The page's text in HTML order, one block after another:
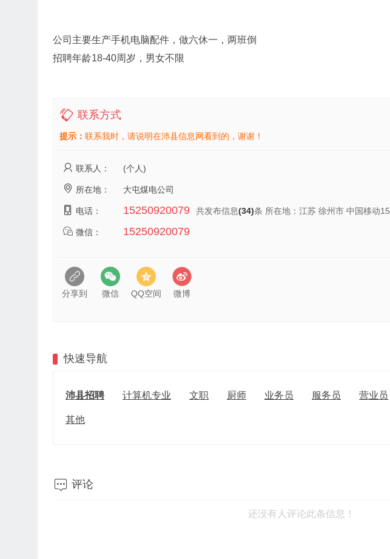
公司主要生产手机电脑配件，做六休一，两班倒
招聘年龄18-40周岁，男女不限
联系方式
提示： 联系我时，请说明在沛县信息网看到的，谢谢！
联系人： (个人)
所在地： 大屯煤电公司
电话： 15250920079 共发布信息(34)条 所在地：江苏 徐州市 中国移动
微信： 15250920079
分享到 微信 QQ空间 微博
快速导航
沛县招聘 计算机专业 文职 厨师 业务员 服务员 营业员
其他
 评论
还没有人评论此条信息！